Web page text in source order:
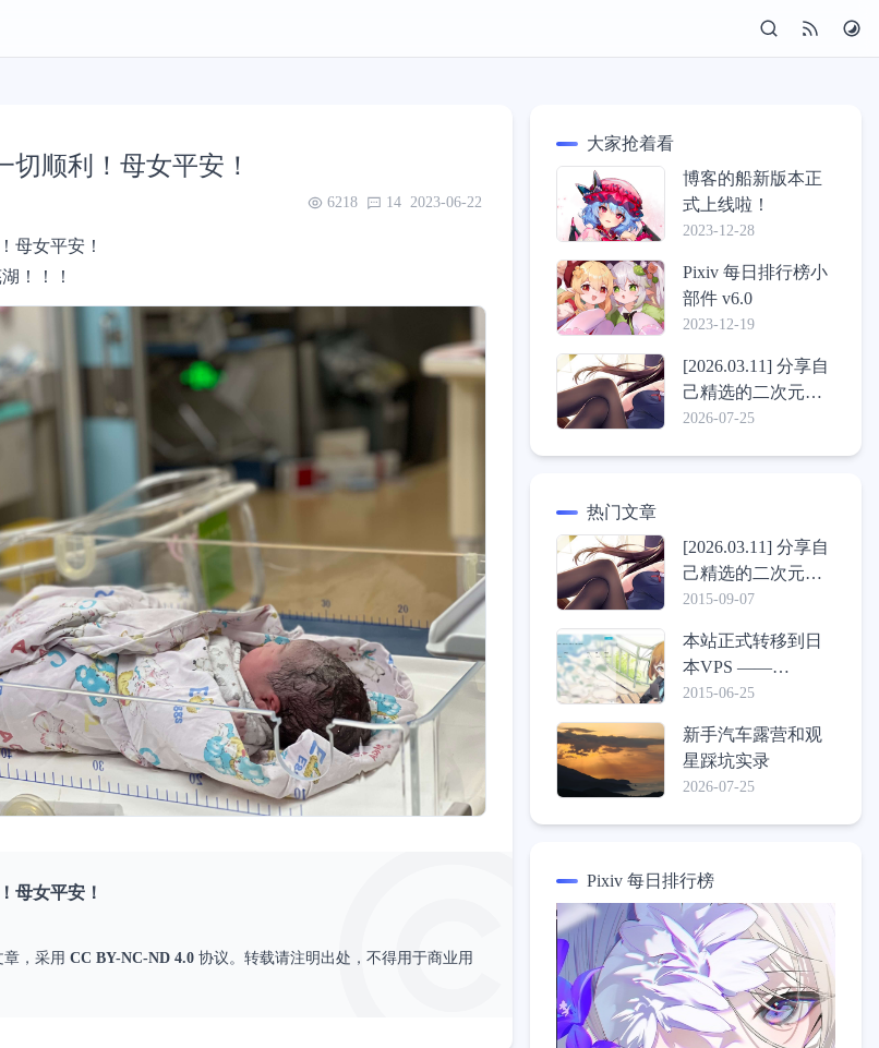
切顺利！母女平安！
6218 14 2023-06-22
母女平安！
！！！
母女平安！
，采用 CC BY-NC-ND 4.0 协议。转载请注明出处，不得用于商业用
大家抢着看
博客的船新版本正
式上线啦！
2023-12-28
Pixiv 每日排行榜小
部件 v6.0
2023-12-19
[2026.03.11] 分享自
己精选的二次元壁
纸包
2026-07-25
热门文章
[2026.03.11] 分享自
己精选的二次元壁
纸包
2015-09-07
本站正式转移到日
本VPS ——
ConoHa，介绍一些
2015-06-25
新手汽车露营和观
星踩坑实录
2026-07-25
Pixiv 每日排行榜